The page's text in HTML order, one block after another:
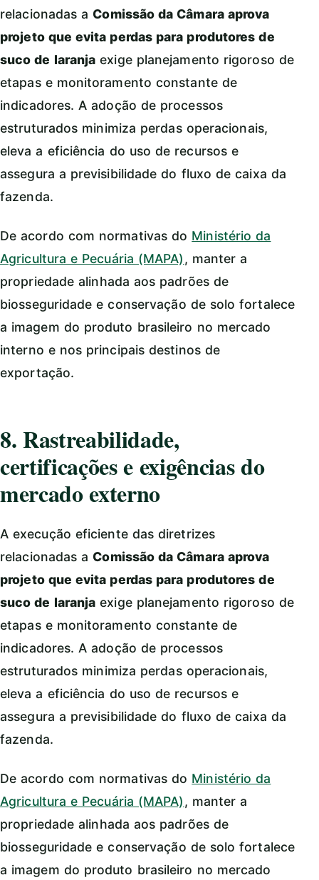
relacionadas aComissão da Câmara aprova
projeto que evita perdas para produtores de
suco de laranja exige planejamento rigoroso de
etapas e monitoramento constante de
indicadores. A adoção de processos
estruturados minimiza perdas operacionais,
eleva a eficiência do uso de recursos e
assegura a previsibilidade do fluxo de caixa da
fazenda.
De acordo com normativas do Ministério da
Agricultura e Pecuária (MAPA), manter a
propriedade alinhada aos padrões de
biosseguridade e conservação de solo fortalece
a imagem do produto brasileiro no mercado
interno e nos principais destinos de
exportação.
8. Rastreabilidade,
certificações e exigências do
mercado externo
A execução eficiente das diretrizes
relacionadas aComissão da Câmara aprova
projeto que evita perdas para produtores de
suco de laranja exige planejamento rigoroso de
etapas e monitoramento constante de
indicadores. A adoção de processos
estruturados minimiza perdas operacionais,
eleva a eficiência do uso de recursos e
assegura a previsibilidade do fluxo de caixa da
fazenda.
De acordo com normativas do Ministério da
Agricultura e Pecuária (MAPA), manter a
propriedade alinhada aos padrões de
biosseguridade e conservação de solo fortalece
a imagem do produto brasileiro no mercado